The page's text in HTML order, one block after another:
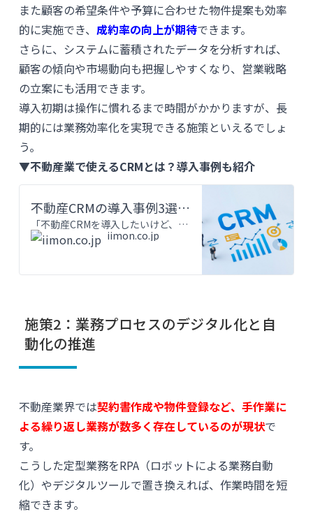
また顧客の希望条件や予算に合わせた物件提案も効率
的に実施でき、 成約率の向上が期待できます。
さらに、システムに蓄積されたデータを分析すれば、
顧客の傾向や市場動向も把握しやすくなり、営業戦略
の立案にも活用できます。
導入初期は操作に慣れるまで時間がかかりますが、長
期的には業務効率化を実現できる施策といえるでしょ
う。
▼不動産業で使えるCRMとは？導入事例も紹介
不動産CRMの導入事例3選を紹介！導入失敗を防ぐためのポイントも解説
「不動産CRMを導入したいけど、本当に効果があるのだろうか」「他社の成功事例を知って、自社に合うシステムを選びたい」上記のように考えているのではないでしょうか。不動産業界では顧客管理や追客業務の効率化
iimon.co.jp
施策2：業務プロセスのデジタル化と自
動化の推進
不動産業界では契約書作成や物件登録など、手作業に
よる繰り返し業務が数多く存在しているのが現状で
す。
こうした定型業務をRPA（ロボットによる業務自動
化）やデジタルツールで置き換えれば、作業時間を短
縮できます。